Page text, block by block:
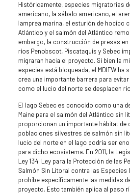
Históricamente, especies migratorias
americano, la sábalo americano, el
lamprea marina, el esturión de hocico
Atlántico y el salmón del Atlántico
embargo, la construcción de presas
ríos Penobscot, Piscataquis y Sebec
migraran hacia el proyecto. Si bien la
especies está bloqueada, el MDIFW ha
crea una importante barrera para
como el lucio del norte se desplacen
El lago Sebec es conocido como una
Maine para el salmón del Atlántico sin
proporcionan un importante hábitat de
poblaciones silvestres de salmón sin
lucio del norte en el lago podría ser
para dicho ecosistema. En 2011, la
Ley 134: Ley para la Protección de las
Salmón Sin Litoral contra las Especies
prohíbe específicamente las medidas
proyecto. Esto también aplica al paso